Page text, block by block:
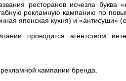
ресторанов исчезла
рекламную кампанию по
японская кухня) и «антисуши»
проводится агентством
кампании бренда.